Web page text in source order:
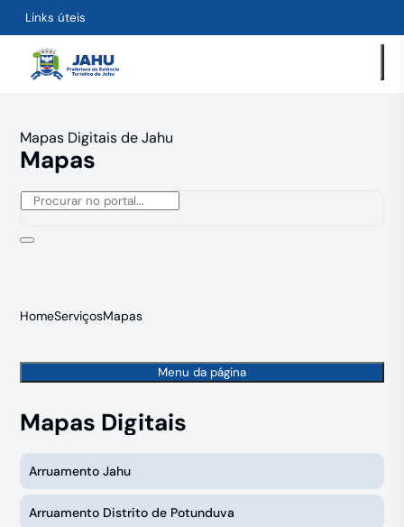
Links úteis
Mapas Digitais de Jahu
Mapas
HomeServiçosMapas
Menu da página
Mapas Digitais
Arruamento Jahu
Arruamento Distrito de Potunduva